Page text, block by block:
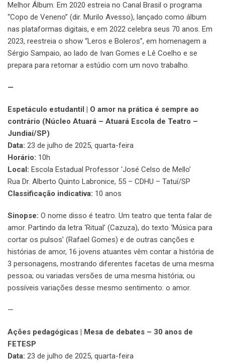
Melhor Álbum. Em 2020 estreia no Canal Brasil o programa
“Copo de Veneno” (dir. Murilo Avesso), lançado como álbum
nas plataformas digitais, e em 2022 celebra seus 70 anos. Em
2023, reestreia o show “Leros e Boleros”, em homenagem a
Sérgio Sampaio, ao lado de Ivan Gomes e Lê Coelho e se
prepara para retornar a estúdio com um novo trabalho.
—
Espetáculo estudantil | O amor na prática é sempre ao
contrário (Núcleo Atuará – Atuará Escola de Teatro –
Jundiaí/SP)
Data: 23 de julho de 2025, quarta-feira
Horário: 10h
Local: Escola Estadual Professor ‘José Celso de Mello’
Rua Dr. Alberto Quinto Labronice, 55 – CDHU – Tatuí/SP
Classificação indicativa: 10 anos
Sinopse: O nome disso é teatro. Um teatro que tenta falar de
amor. Partindo da letra ‘Ritual’ (Cazuza), do texto ‘Música para
cortar os pulsos’ (Rafael Gomes) e de outras canções e
histórias de amor, 16 jovens atuantes vêm contar a história de
3 personagens, mostrando diferentes facetas de uma mesma
pessoa; ou variadas versões de uma mesma história; ou
possíveis variações desse mesmo sentimento: o amor.
—
Ações pedagógicas | Mesa de debates – 30 anos de
FETESP
Data: 23 de julho de 2025, quarta-feira